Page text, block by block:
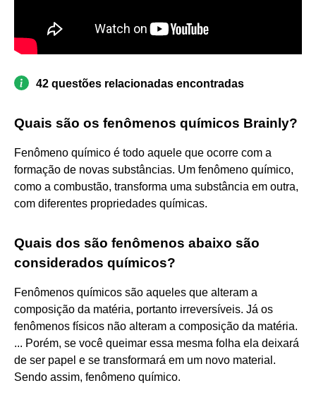
42 questões relacionadas encontradas
Quais são os fenômenos químicos Brainly?
Fenômeno químico é todo aquele que ocorre com a
formação de novas substâncias. Um fenômeno químico,
como a combustão, transforma uma substância em outra,
com diferentes propriedades químicas.
Quais dos são fenômenos abaixo são
considerados químicos?
Fenômenos químicos são aqueles que alteram a
composição da matéria, portanto irreversíveis. Já os
fenômenos físicos não alteram a composição da matéria.
... Porém, se você queimar essa mesma folha ela deixará
de ser papel e se transformará em um novo material.
Sendo assim, fenômeno químico.